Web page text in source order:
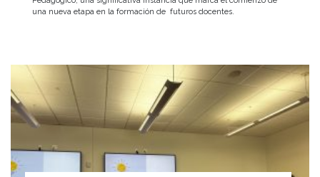
una nueva etapa en la formación de futuros docentes.